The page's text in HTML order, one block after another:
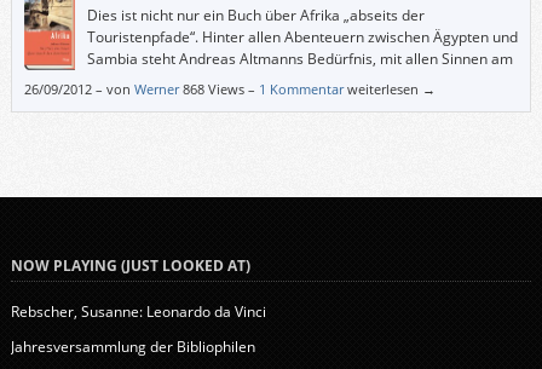
Dies ist nicht nur ein Buch über Afrika „abseits der
Touristenpfade“. Hinter allen Abenteuern zwischen Ägypten und
Sambia steht Andreas Altmanns Bedürfnis, mit allen Sinnen am
Leben zu sein. Und die Erfüllung dessen bekommt man nicht in
26/09/2012– von Werner 868 Views – 1 Kommentar weiterlesen →
NOW PLAYING (JUST LOOKED AT)
Rebscher, Susanne: Leonardo da Vinci
Jahresversammlung der Bibliophilen